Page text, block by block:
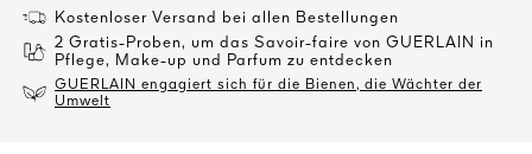
Kostenloser Versand bei allen Bestellungen
2 Gratis-Proben, um das Savoir-faire von GUERLAIN in
Pflege, Make-up und Parfum zu entdecken
GUERLAIN engagiert sich für die Bienen, die Wächter der
Umwelt